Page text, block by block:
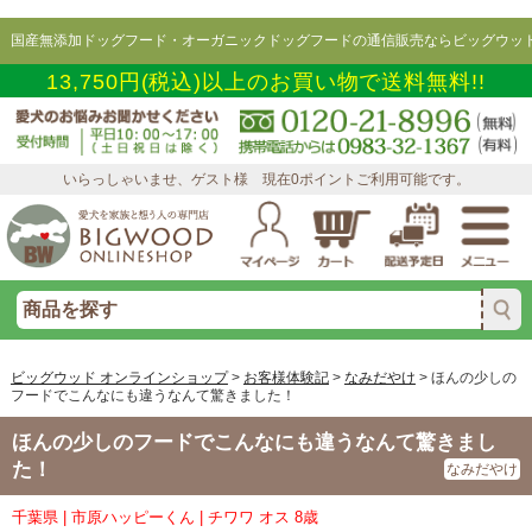
国産無添加ドッグフード・オーガニックドッグフードの通信販売ならビッグウッ
13,750円(税込)以上のお買い物で送料無料!!
いらっしゃいませ、ゲスト様 現在0ポイントご利用可能です。
ビッグウッド オンラインショップ> お客様体験記> なみだやけ > ほんの少しの
フードでこんなにも違うなんて驚きました！
ほんの少しのフードでこんなにも違うなんて驚きまし
た！
なみだやけ
千葉県 | 市原ハッピーくん | チワワ オス 8歳